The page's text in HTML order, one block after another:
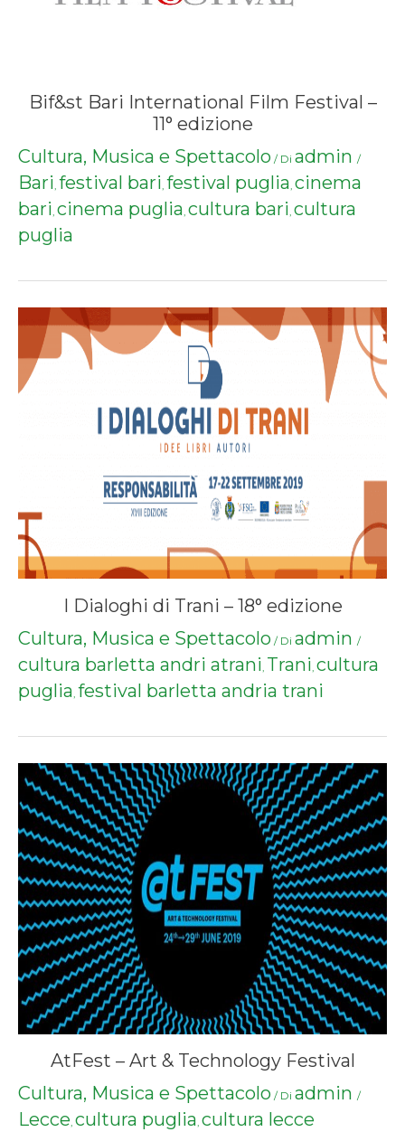
Bif&st Bari International Film Festival –
11° edizione
Cultura, Musica e Spettacolo / Di admin /
Bari, festival bari, festival puglia, cinema
bari, cinema puglia, cultura bari, cultura
puglia
I Dialoghi di Trani – 18° edizione
Cultura, Musica e Spettacolo / Di admin /
cultura barletta andri atrani Trani cultura
puglia festival barletta andria trani
AtFest – Art & Technology Festival
Cultura, Musica e Spettacolo / Di admin /
Lecce, cultura puglia, cultura lecce